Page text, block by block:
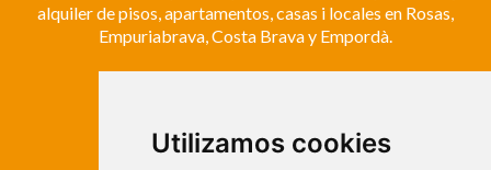
Utilizamos cookies
alquiler de pisos, apartamentos, casas i locales en Rosas,
Empuriabrava, Costa Brava y Empordà.
Avda. de Rhode, 64
Roses - Girona